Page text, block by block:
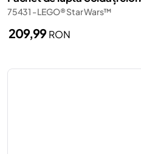
75431 - LEGO® Star Wars™
209,99RON